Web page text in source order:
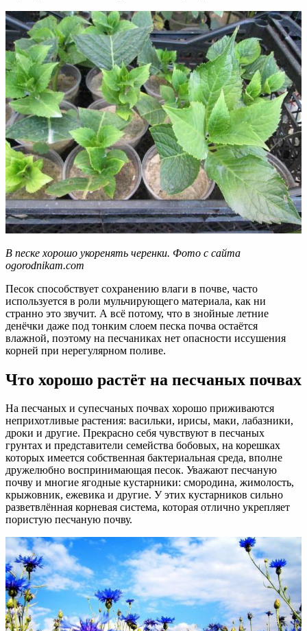
В песке хорошо укоренять черенки. Фото с сайта
ogorodnikam.com
Песок способствует сохранению влаги в почве, часто
используется в роли мульчирующего материала, как ни
странно это звучит. А всё потому, что в знойные летние
денёчки даже под тонким слоем песка почва остаётся
влажной, поэтому на песчаниках нет опасности иссушения
корней при нерегулярном поливе.
Что хорошо растёт на песчаных почвах
На песчаных и супесчаных почвах хорошо приживаются
неприхотливые растения: васильки, ирисы, маки, лабазники,
дроки и другие. Прекрасно себя чувствуют в песчаных
грунтах и представители семейства бобовых, на корешках
которых имеется собственная бактериальная среда, вполне
дружелюбно воспринимающая песок. Уважают песчаную
почву и многие ягодные кустарники: смородина, жимолость,
крыжовник, ежевика и другие. У этих кустарников сильно
разветвлённая корневая система, которая отлично укрепляет
пористую песчаную почву.